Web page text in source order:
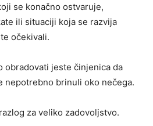
se konačno ostvaruje,
ili situaciji koja se razvija
očekivali.
obradovati jeste činjenica da
nepotrebno brinuli oko nečega.
za veliko zadovoljstvo.